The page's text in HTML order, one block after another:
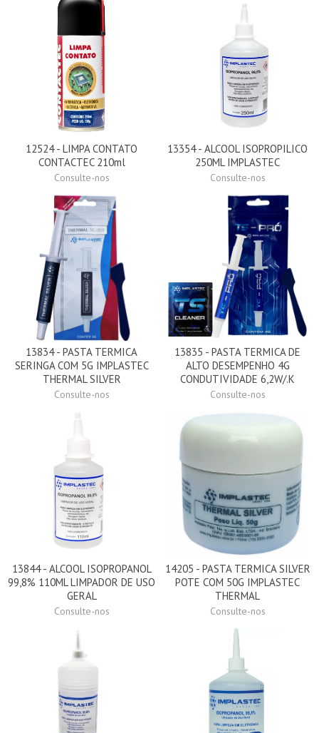
12524 - LIMPA CONTATO
CONTACTEC 210ml
Consulte-nos
13354 - ALCOOL ISOPROPILICO
250ML IMPLASTEC
Consulte-nos
13834 - PASTA TERMICA
SERINGA COM 5G IMPLASTEC
THERMAL SILVER
Consulte-nos
13835 - PASTA TERMICA DE
ALTO DESEMPENHO 4G
CONDUTIVIDADE 6,2W/.K
Consulte-nos
13844 - ALCOOL ISOPROPANOL
99,8% 110ML LIMPADOR DE USO
GERAL
Consulte-nos
14205 - PASTA TERMICA SILVER
POTE COM 50G IMPLASTEC
THERMAL
Consulte-nos